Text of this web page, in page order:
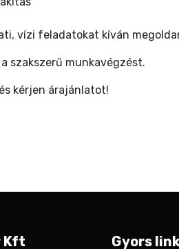
vízi feladatokat kíván
szakszerű munkavégzést.
kérjen árajánlatot!
Kft Gyors